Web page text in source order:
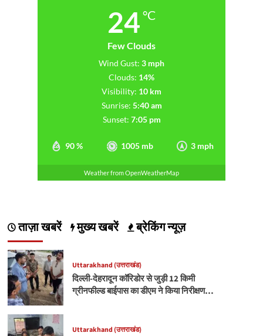
24 °C
Few Clouds
90 % 1005 mb 3 mph
Wind Gust: 3 mph
Clouds: 14%
Visibility: 10 km
Sunrise: 5:40 am
Sunset: 7:05 pm
Weather from OpenWeatherMap
ताज़ा खबरें मुख्य खबरें ब्रेकिंग न्यूज़
Uttarakhand (उत्तराखंड)
दिल्ली-देहरादून कॉरिडोर से जुड़ी 12 किमी
ग्रीनफील्ड बाईपास का डीएम ने किया निरीक्षण…
Uttarakhand (उत्तराखंड)